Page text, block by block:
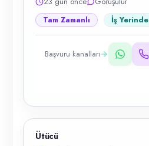
Tam Zamanlı İş Yerinde
Başvuru kanalları
Ütücü